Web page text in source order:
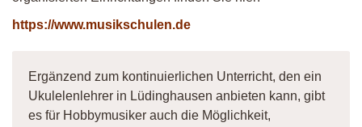
https://www.musikschulen.de
Ergänzend zum kontinuierlichen Unterricht, den ein
Ukulelenlehrer in Lüdinghausen anbieten kann, gibt
es für Hobbymusiker auch die Möglichkeit,